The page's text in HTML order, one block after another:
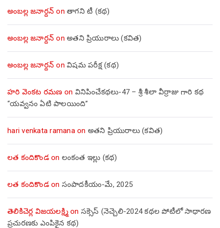
అంబల్ల జనార్దన్ on తాగని టీ (కథ)
అంబల్ల జనార్దన్ on అతని ప్రియురాలు (కవిత)
అంబల్ల జనార్దన్ on విషమ పరీక్ష (క‌థ‌)
హరి వెంకట రమణ on వినిపించేకథలు-47 – శ్రీ శీలా వీర్రాజు గారి కథ
“యవ్వనం ఏటి పాలయింది”
hari venkata ramanaon అతని ప్రియురాలు (కవిత)
లత కందికొండon లంకంత ఇల్లు (కథ)
లత కందికొండon సంపాదకీయం-మే, 2025
తెలికిచెర్ల విజయలక్ష్మిon సక్సెస్ (నెచ్చెలి-2024 కథల పోటీలో సాధారణ
ప్రచురణకు ఎంపికైన కథ)